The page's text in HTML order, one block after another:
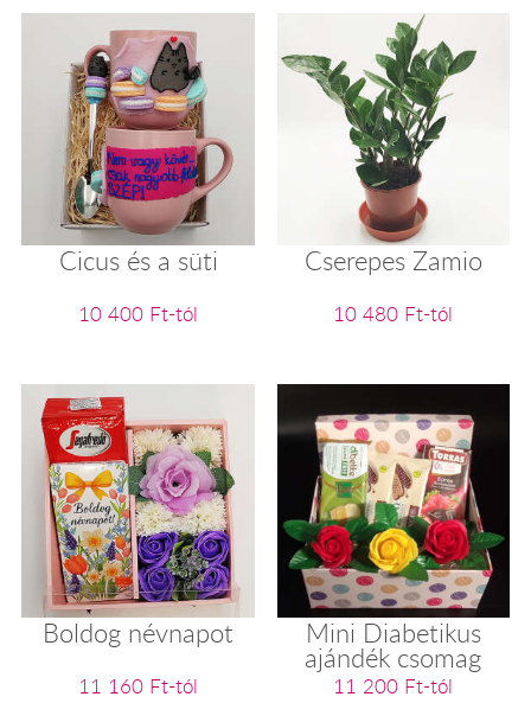
Cicus és a süti
10 400 Ft-tól
Cserepes Zamio
10 480 Ft-tól
Boldog névnapot
11 160 Ft-tól
Mini Diabetikus
ajándék csomag
11 200 Ft-tól